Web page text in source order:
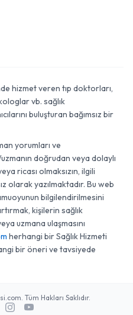
hizmet veren tıp doktorları,
vb. sağlık
buluşturan bağımsız bir
yorumları ve
doğrudan veya dolaylı
ricası olmaksızın, ilgili
olarak yazılmaktadır. Bu web
bilgilendirilmesini
kişilerin sağlık
uzmana ulaşmasını
herhangi bir Sağlık Hizmeti
bir öneri ve tavsiyede
Tüm Hakları Saklıdır.